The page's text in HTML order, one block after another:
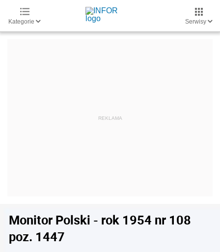
Kategorie Serwisy
Monitor Polski - rok 1954 nr 108
poz. 1447